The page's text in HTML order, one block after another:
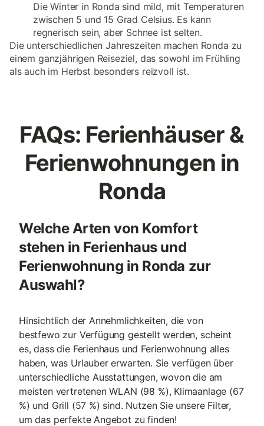
Die Winter in Ronda sind mild, mit Temperaturen
zwischen 5 und 15 Grad Celsius. Es kann
regnerisch sein, aber Schnee ist selten.
Die unterschiedlichen Jahreszeiten machen Ronda zu
einem ganzjährigen Reiseziel, das sowohl im Frühling
als auch im Herbst besonders reizvoll ist.
FAQs: Ferienhäuser &
Ferienwohnungen in
Ronda
Welche Arten von Komfort
stehen in Ferienhaus und
Ferienwohnung in Ronda zur
Auswahl?
Hinsichtlich der Annehmlichkeiten, die von
bestfewo zur Verfügung gestellt werden, scheint
es, dass die Ferienhaus und Ferienwohnung alles
haben, was Urlauber erwarten. Sie verfügen über
unterschiedliche Ausstattungen, wovon die am
meisten vertretenen WLAN (98 %), Klimaanlage (67
%) und Grill (57 %) sind. Nutzen Sie unsere Filter,
um das perfekte Angebot zu finden!